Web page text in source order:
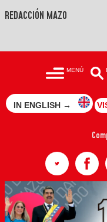
REDACCIÓN MAZO
MENÚ
IN ENGLISH →